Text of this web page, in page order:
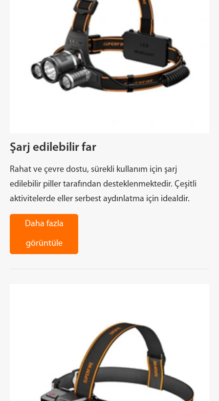
Şarj edilebilir far
Rahat ve çevre dostu, sürekli kullanım için şarj
edilebilir piller tarafından desteklenmektedir. Çeşitli
aktivitelerde eller serbest aydınlatma için idealdir.
Daha fazla
görüntüle